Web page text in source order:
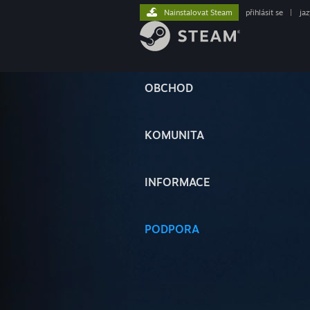
OBCHOD
KOMUNITA
INFORMACE
PODPORA
Nainstalovat Steam přihlásit se